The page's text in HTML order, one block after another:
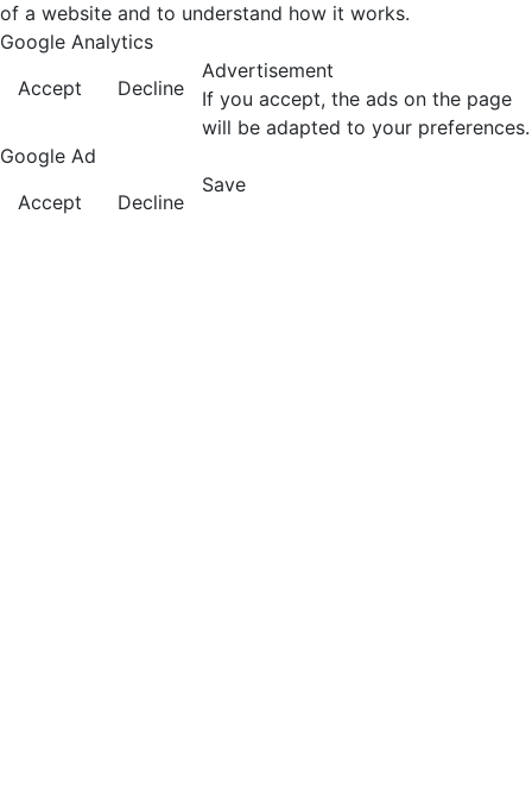
of a website and to understand how it works.
Google Analytics
Accept
Decline
Advertisement
If you accept, the ads on the page
will be adapted to your preferences.
Google Ad
Accept
Decline
Save